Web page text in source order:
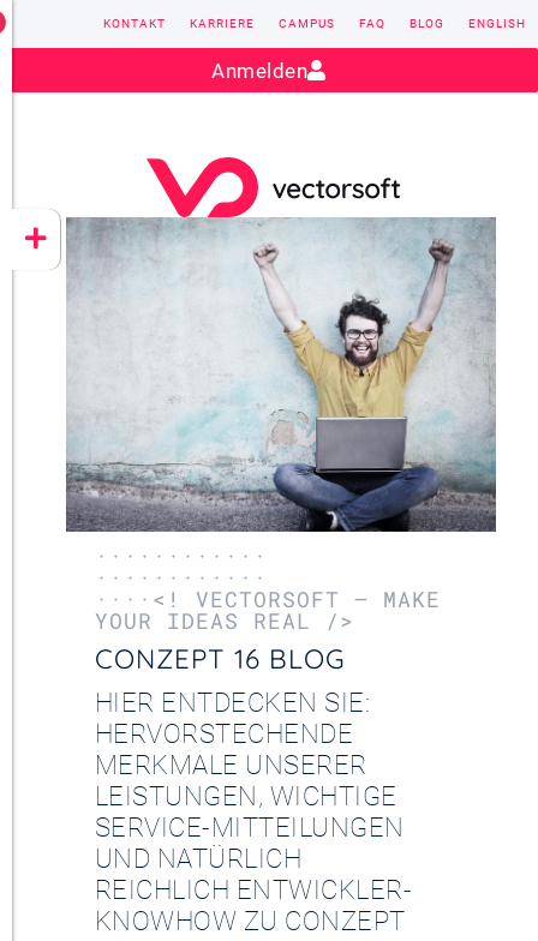
CONZEPT 16
YEET
Kontakt:sales@vectorsoft.de
KONTAKT KARRIERE CAMPUS FAQ BLOG ENGLISH
Anmelden
············
············
····<! VECTORSOFT – MAKE
YOUR IDEAS REAL />
CONZEPT 16 BLOG
HIER ENTDECKEN SIE:
HERVORSTECHENDE
MERKMALE UNSERER
LEISTUNGEN, WICHTIGE
SERVICE-MITTEILUNGEN
UND NATÜRLICH
REICHLICH ENTWICKLER-
KNOWHOW ZU CONZEPT